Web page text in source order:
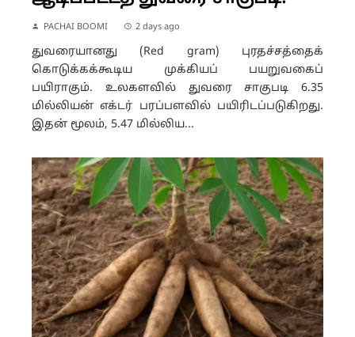
PACHAI BOOMI 2 days ago
துவரையானது (Red gram) புரதச்சத்தைக்
கொடுக்கக்கூடிய முக்கியப் பயறுவகைப்
பயிராகும். உலகளவில் துவரை சாகுபடி 6.35
மில்லியன் எக்டர் பரப்பளவில் பயிரிடப்படுகிறது.
இதன் மூலம், 5.47 மில்லிய...